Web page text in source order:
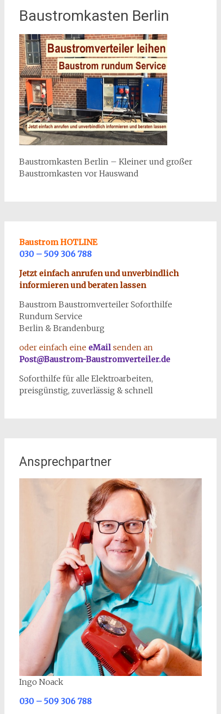
Baustromkasten Berlin
Baustromkasten Berlin – Kleiner und großer
Baustromkasten vor Hauswand
Baustrom HOTLINE
030 – 509 306 788
Jetzt einfach anrufen und unverbindlich
informieren und beraten lassen
Baustrom Baustromverteiler Soforthilfe
Rundum Service
Berlin & Brandenburg
oder einfach eine eMailsenden an
Post@Baustrom-Baustromverteiler.de
Soforthilfe für alle Elektroarbeiten,
preisgünstig, zuverlässig & schnell
Ansprechpartner
Ingo Noack
030 – 509 306 788